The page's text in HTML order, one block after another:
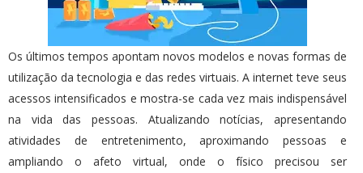
Os últimos tempos apontam novos modelos e novas formas de
utilização da tecnologia e das redes virtuais. A internet teve seus
acessos intensificados e mostra-se cada vez mais indispensável
na vida das pessoas. Atualizando notícias, apresentando
atividades de entretenimento, aproximando pessoas e
ampliando o afeto virtual, onde o físico precisou ser